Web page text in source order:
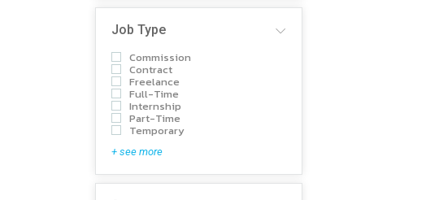
Job Type
Commission
Contract
Freelance
Full-Time
Internship
Part-Time
Temporary
+ see more